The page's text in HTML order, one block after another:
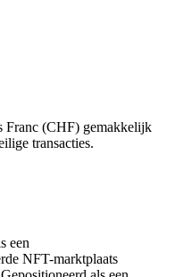
Franc (CHF) gemakkelijk
transacties.
een
NFT-marktplaats